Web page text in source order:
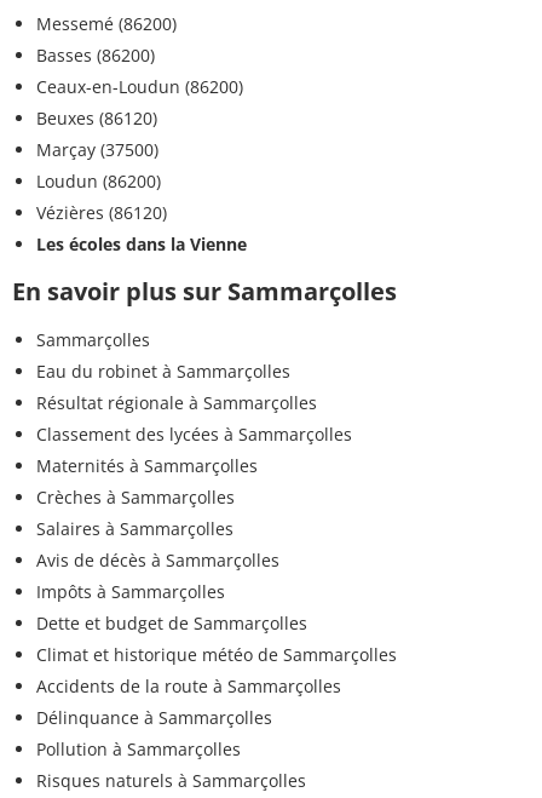
Messemé (86200)
Basses (86200)
Ceaux-en-Loudun (86200)
Beuxes (86120)
Marçay (37500)
Loudun (86200)
Vézières (86120)
Les écoles dans la Vienne
En savoir plus sur Sammarçolles
Sammarçolles
Eau du robinet à Sammarçolles
Résultat régionale à Sammarçolles
Classement des lycées à Sammarçolles
Maternités à Sammarçolles
Crèches à Sammarçolles
Salaires à Sammarçolles
Avis de décès à Sammarçolles
Impôts à Sammarçolles
Dette et budget de Sammarçolles
Climat et historique météo de Sammarçolles
Accidents de la route à Sammarçolles
Délinquance à Sammarçolles
Pollution à Sammarçolles
Risques naturels à Sammarçolles